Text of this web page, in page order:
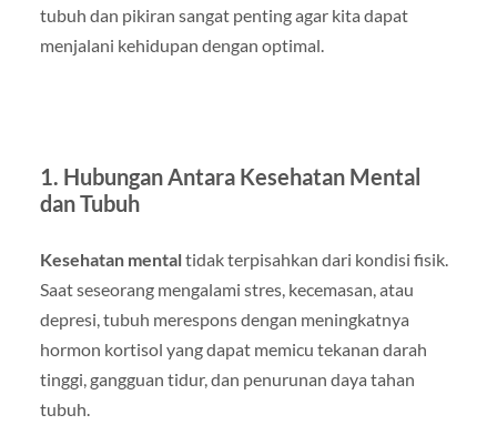
tubuh dan pikiran sangat penting agar kita dapat
menjalani kehidupan dengan optimal.
1. Hubungan Antara Kesehatan Mental
dan Tubuh
Kesehatan mentaltidak terpisahkan dari kondisi fisik.
Saat seseorang mengalami stres, kecemasan, atau
depresi, tubuh merespons dengan meningkatnya
hormon kortisol yang dapat memicu tekanan darah
tinggi, gangguan tidur, dan penurunan daya tahan
tubuh.